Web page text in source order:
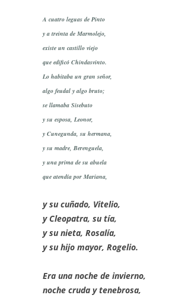
A cuatro leguas de Pinto
y a treinta de Marmolejo,
existe un castillo viejo
que edificó Chindasvinto.
Lo habitaba un gran señor,
algo feudal y algo bruto;
se llamaba Sisebuto
y su esposa, Leonor,
y Cunegunda, su hermana,
y su madre, Berenguela,
y una prima de su abuela
que atendía por Mariana,
y su cuñado, Vitelio,
y Cleopatra, su tía,
y su nieta, Rosalía,
y su hijo mayor, Rogelio.
Era una noche de invierno,
noche cruda y tenebrosa,